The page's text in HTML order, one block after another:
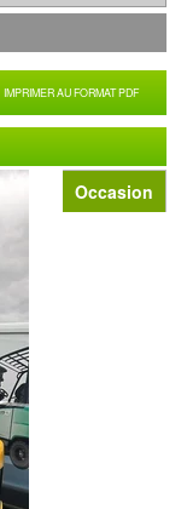
Occasion
IMPRIMER AU FORMAT PDF